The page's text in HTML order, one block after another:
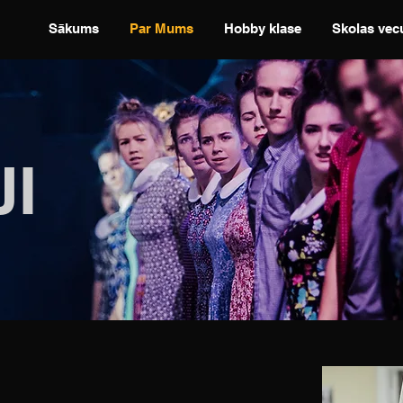
Sākums Par Mums Hobby klase Skolas